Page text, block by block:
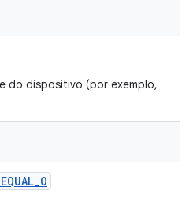
do dispositivo (por exemplo,
EQUAL_O